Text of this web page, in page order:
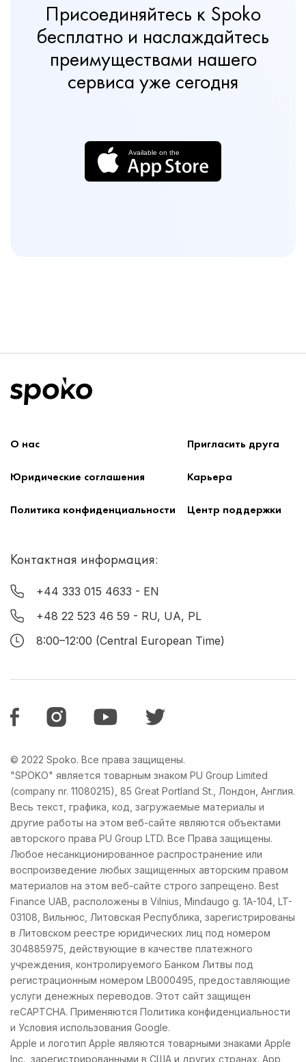
Присоединяйтесь к Spoko
бесплатно и наслаждайтесь
преимуществами нашего
сервиса уже сегодня
О нас Пригласить друга
Юридические соглашения Карьера
Политика конфиденциальности Центр поддержки
Контактная информация:
+44 333 015 4633 - EN
+48 22 523 46 59 - RU, UA, PL
8:00–12:00 (Central European Time)
© 2022 Spoko. Все права защищены.
"SPOKO" является товарным знаком PU Group Limited
(company nr. 11080215), 85 Great Portland St., Лондон, Англия.
Весь текст, графика, код, загружаемые материалы и
другие работы на этом веб-сайте являются объектами
авторского права PU Group LTD. Все Права защищены.
Любое несанкционированное распространение или
воспроизведение любых защищенных авторским правом
материалов на этом веб-сайте строго запрещено. Best
Finance UAB, расположены в Vilnius, Mindaugo g. 1A-104, LT-
03108, Вильнюс, Литовская Республика, зарегистрированы
в Литовском реестре юридических лиц под номером
304885975, действующие в качестве платежного
учреждения, контролируемого Банком Литвы под
регистрационным номером LB000495, предоставляющие
услуги денежных переводов. Этот сайт защищен
reCAPTCHA. Применяются Политика конфиденциальности
и Условия использования Google.
Apple и логотип Apple являются товарными знаками Apple
Inc., зарегистрированными в США и других странах. App